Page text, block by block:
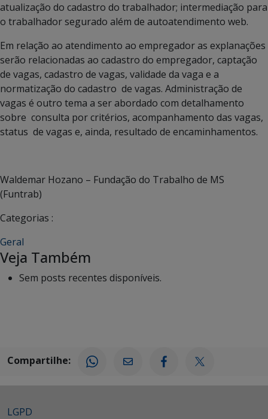
atualização do cadastro do trabalhador; intermediação para
o trabalhador segurado além de autoatendimento web.
Em relação ao atendimento ao empregador as explanações
serão relacionadas ao cadastro do empregador, captação
de vagas, cadastro de vagas, validade da vaga e a
normatização do cadastro de vagas. Administração de
vagas é outro tema a ser abordado com detalhamento
sobre consulta por critérios, acompanhamento das vagas,
status de vagas e, ainda, resultado de encaminhamentos.
Waldemar Hozano – Fundação do Trabalho de MS
(Funtrab)
Categorias :
Geral
Veja Também
Sem posts recentes disponíveis.
Compartilhe:
LGPD